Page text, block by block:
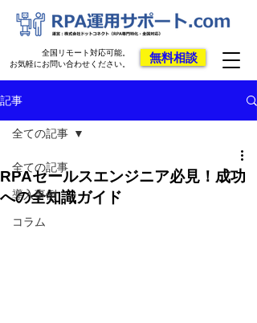
無料相談
全国リモート対応可能。
お気軽にお問い合わせください。
記事
全ての記事
導入事例
コラム
全ての記事
RPAセールスエンジニア必見！成功
への全知識ガイド